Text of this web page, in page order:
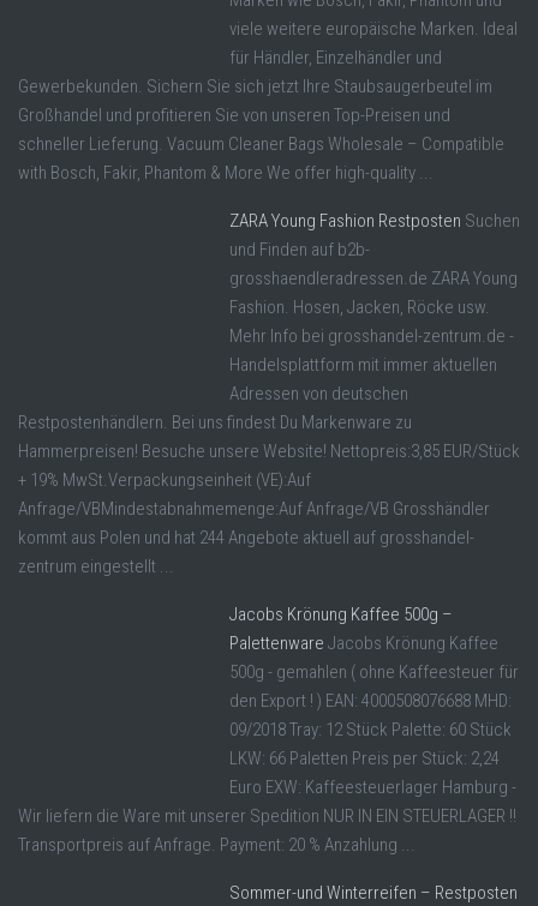
viele weitere europäische Marken. Ideal
für Händler, Einzelhändler und
Gewerbekunden. Sichern Sie sich jetzt Ihre Staubsaugerbeutel im
Großhandel und profitieren Sie von unseren Top-Preisen und
schneller Lieferung. Vacuum Cleaner Bags Wholesale – Compatible
with Bosch, Fakir, Phantom & More We offer high-quality ...
ZARA Young Fashion Restposten Suchen
und Finden auf b2b-
grosshaendleradressen.de ZARA Young
Fashion. Hosen, Jacken, Röcke usw.
Mehr Info bei grosshandel-zentrum.de -
Handelsplattform mit immer aktuellen
Adressen von deutschen
Restpostenhändlern. Bei uns findest Du Markenware zu
Hammerpreisen! Besuche unsere Website! Nettopreis:3,85 EUR/Stück
+ 19% MwSt.Verpackungseinheit (VE):Auf
Anfrage/VBMindestabnahmemenge:Auf Anfrage/VB Grosshändler
kommt aus Polen und hat 244 Angebote aktuell auf grosshandel-
zentrum eingestellt ...
Jacobs Krönung Kaffee 500g –
Palettenware Jacobs Krönung Kaffee
500g - gemahlen ( ohne Kaffeesteuer für
den Export ! ) EAN: 4000508076688 MHD:
09/2018 Tray: 12 Stück Palette: 60 Stück
LKW: 66 Paletten Preis per Stück: 2,24
Euro EXW: Kaffeesteuerlager Hamburg -
Wir liefern die Ware mit unserer Spedition NUR IN EIN STEUERLAGER !!
Transportpreis auf Anfrage. Payment: 20 % Anzahlung ...
Sommer-und Winterreifen – Restposten